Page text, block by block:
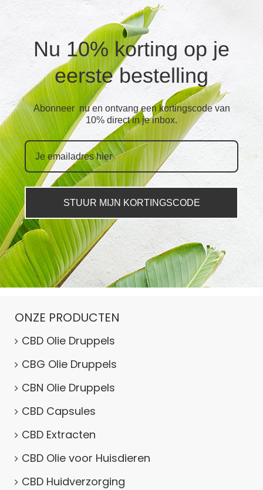
Nu 10% korting op je
eerste bestelling
Abonneer nu en ontvang een kortingscode van
10% direct in je inbox.
STUUR MIJN KORTINGSCODE
ONZE PRODUCTEN
CBD Olie Druppels
CBG Olie Druppels
CBN Olie Druppels
CBD Capsules
CBD Extracten
CBD Olie voor Huisdieren
CBD Huidverzorging